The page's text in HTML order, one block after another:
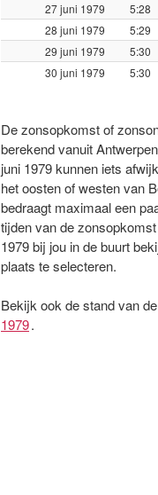
27 juni 1979
5:28
28 juni 1979
5:29
29 juni 1979
5:30
30 juni 1979
5:30
De zonsopkomst of
berekend vanuit
juni 1979 kunnen iets
het oosten of westen van
bedraagt maximaal een
tijden van de
1979 bij jou in de buurt
plaats te selecteren.
Bekijk ook de stand van
1979.